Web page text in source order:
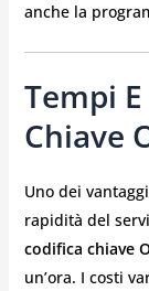
anche la
Tempi
Chiave
Uno dei
rapidità del
codifica chiave
un’ora. I costi